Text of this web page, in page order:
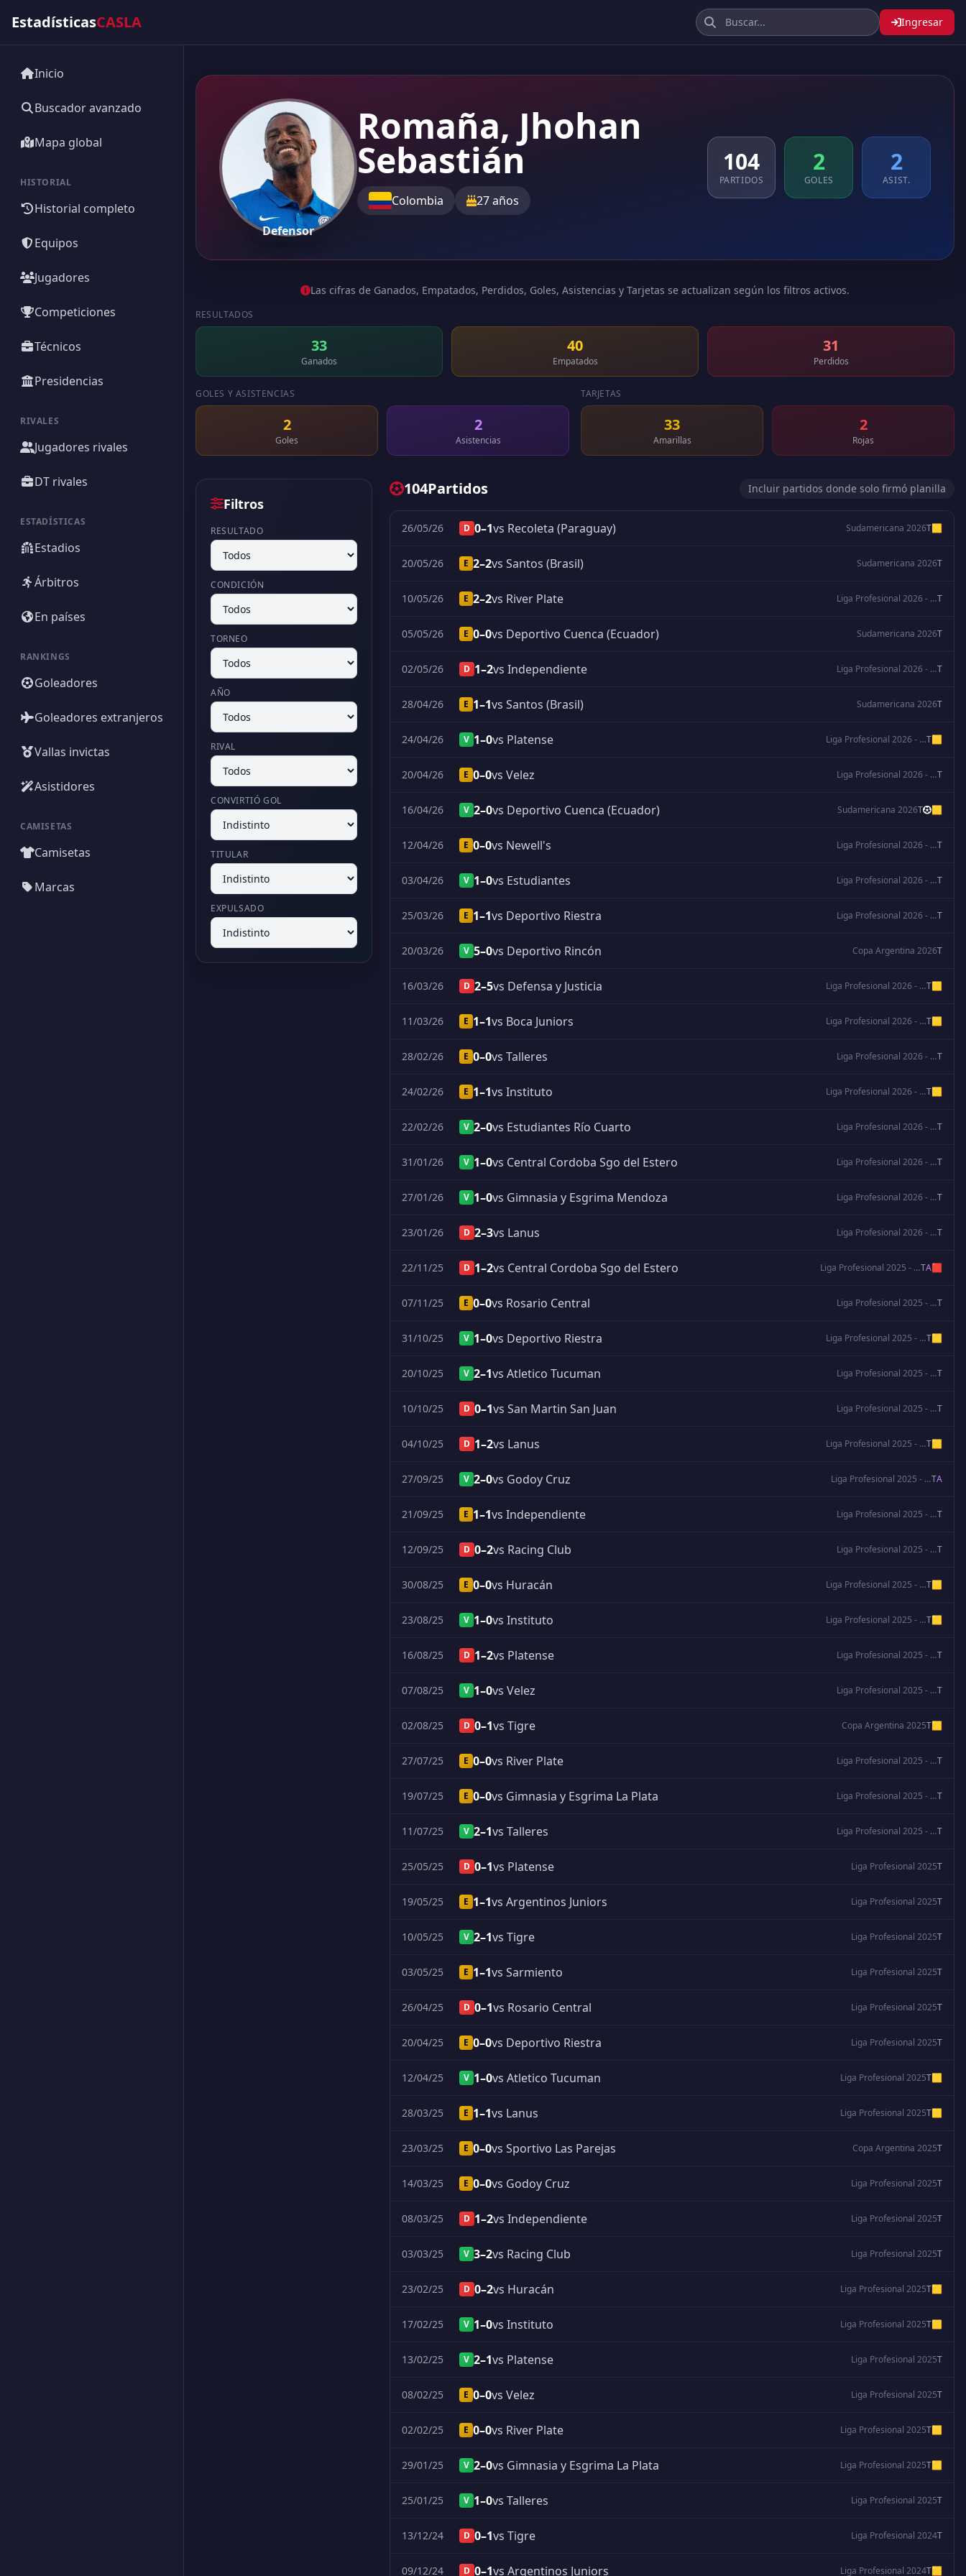
EstadísticasCASLA Ingresar
Inicio
Buscador avanzado
Mapa global
HISTORIAL
Historial completo
Equipos
Jugadores
Competiciones
Técnicos
Presidencias
RIVALES
Jugadores rivales
DT rivales
ESTADÍSTICAS
Estadios
Árbitros
En países
RANKINGS
Goleadores
Goleadores extranjeros
Vallas invictas
Asistidores
CAMISETAS
Camisetas
Marcas
Defensor
Romaña, Jhohan
Sebastián
Colombia 27 años
104
PARTIDOS
2
GOLES
2
ASIST.
Las cifras de Ganados, Empatados, Perdidos, Goles, Asistencias y Tarjetas se actualizan según los filtros activos.
RESULTADOS
33
Ganados
40
Empatados
31
Perdidos
GOLES Y ASISTENCIAS
2
Goles
2
Asistencias
TARJETAS
33
Amarillas
2
Rojas
Filtros
RESULTADO
CONDICIÓN
TORNEO
AÑO
RIVAL
CONVIRTIÓ GOL
TITULAR
EXPULSADO
104Partidos Incluir partidos donde solo firmó planilla
26/05/26 D 0–1vs Recoleta (Paraguay) Sudamericana 2026T🟨
20/05/26 E 2–2vs Santos (Brasil) Sudamericana 2026T
10/05/26 E 2–2vs River Plate Liga Profesional 2026 - AperturaT
05/05/26 E 0–0vs Deportivo Cuenca (Ecuador) Sudamericana 2026T
02/05/26 D 1–2vs Independiente Liga Profesional 2026 - AperturaT
28/04/26 E 1–1vs Santos (Brasil) Sudamericana 2026T
24/04/26 V 1–0vs Platense Liga Profesional 2026 - AperturaT🟨
20/04/26 E 0–0vs Velez Liga Profesional 2026 - AperturaT
16/04/26 V 2–0vs Deportivo Cuenca (Ecuador) Sudamericana 2026T 🟨
12/04/26 E 0–0vs Newell's Liga Profesional 2026 - AperturaT
03/04/26 V 1–0vs Estudiantes Liga Profesional 2026 - AperturaT
25/03/26 E 1–1vs Deportivo Riestra Liga Profesional 2026 - AperturaT
20/03/26 V 5–0vs Deportivo Rincón Copa Argentina 2026T
16/03/26 D 2–5vs Defensa y Justicia Liga Profesional 2026 - AperturaT🟨
11/03/26 E 1–1vs Boca Juniors Liga Profesional 2026 - AperturaT🟨
28/02/26 E 0–0vs Talleres Liga Profesional 2026 - AperturaT
24/02/26 E 1–1vs Instituto Liga Profesional 2026 - AperturaT🟨
22/02/26 V 2–0vs Estudiantes Río Cuarto Liga Profesional 2026 - AperturaT
31/01/26 V 1–0vs Central Cordoba Sgo del Estero Liga Profesional 2026 - AperturaT
27/01/26 V 1–0vs Gimnasia y Esgrima Mendoza Liga Profesional 2026 - AperturaT
23/01/26 D 2–3vs Lanus Liga Profesional 2026 - AperturaT
22/11/25 D 1–2vs Central Cordoba Sgo del Estero Liga Profesional 2025 - ClausuraTA🟥
07/11/25 E 0–0vs Rosario Central Liga Profesional 2025 - ClausuraT
31/10/25 V 1–0vs Deportivo Riestra Liga Profesional 2025 - ClausuraT🟨
20/10/25 V 2–1vs Atletico Tucuman Liga Profesional 2025 - ClausuraT
10/10/25 D 0–1vs San Martin San Juan Liga Profesional 2025 - ClausuraT
04/10/25 D 1–2vs Lanus Liga Profesional 2025 - ClausuraT🟨
27/09/25 V 2–0vs Godoy Cruz Liga Profesional 2025 - ClausuraTA
21/09/25 E 1–1vs Independiente Liga Profesional 2025 - ClausuraT
12/09/25 D 0–2vs Racing Club Liga Profesional 2025 - ClausuraT
30/08/25 E 0–0vs Huracán Liga Profesional 2025 - ClausuraT🟨
23/08/25 V 1–0vs Instituto Liga Profesional 2025 - ClausuraT🟨
16/08/25 D 1–2vs Platense Liga Profesional 2025 - ClausuraT
07/08/25 V 1–0vs Velez Liga Profesional 2025 - ClausuraT
02/08/25 D 0–1vs Tigre Copa Argentina 2025T🟨
27/07/25 E 0–0vs River Plate Liga Profesional 2025 - ClausuraT
19/07/25 E 0–0vs Gimnasia y Esgrima La Plata Liga Profesional 2025 - ClausuraT
11/07/25 V 2–1vs Talleres Liga Profesional 2025 - ClausuraT
25/05/25 D 0–1vs Platense Liga Profesional 2025T
19/05/25 E 1–1vs Argentinos Juniors Liga Profesional 2025T
10/05/25 V 2–1vs Tigre Liga Profesional 2025T
03/05/25 E 1–1vs Sarmiento Liga Profesional 2025T
26/04/25 D 0–1vs Rosario Central Liga Profesional 2025T
20/04/25 E 0–0vs Deportivo Riestra Liga Profesional 2025T
12/04/25 V 1–0vs Atletico Tucuman Liga Profesional 2025T🟨
28/03/25 E 1–1vs Lanus Liga Profesional 2025T🟨
23/03/25 E 0–0vs Sportivo Las Parejas Copa Argentina 2025T
14/03/25 E 0–0vs Godoy Cruz Liga Profesional 2025T
08/03/25 D 1–2vs Independiente Liga Profesional 2025T
03/03/25 V 3–2vs Racing Club Liga Profesional 2025T
23/02/25 D 0–2vs Huracán Liga Profesional 2025T🟨
17/02/25 V 1–0vs Instituto Liga Profesional 2025T🟨
13/02/25 V 2–1vs Platense Liga Profesional 2025T
08/02/25 E 0–0vs Velez Liga Profesional 2025T
02/02/25 E 0–0vs River Plate Liga Profesional 2025T🟨
29/01/25 V 2–0vs Gimnasia y Esgrima La Plata Liga Profesional 2025T🟨
25/01/25 V 1–0vs Talleres Liga Profesional 2025T
13/12/24 D 0–1vs Tigre Liga Profesional 2024T
09/12/24 D 0–1vs Argentinos Juniors Liga Profesional 2024T🟨